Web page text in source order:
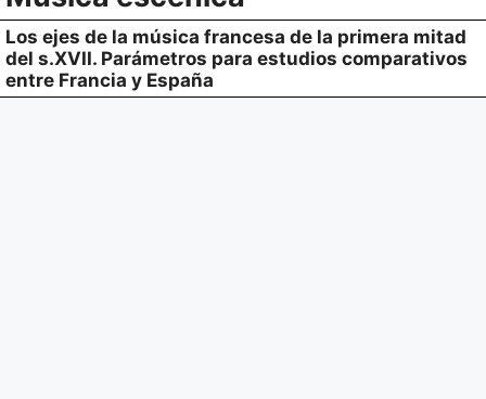
Los ejes de la música francesa de la primera mitad
del s.XVII. Parámetros para estudios comparativos
entre Francia y España